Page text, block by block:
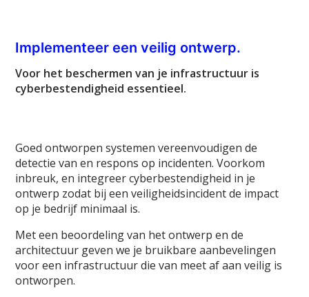
Implementeer een veilig ontwerp.
Voor het beschermen van je infrastructuur is
cyberbestendigheid essentieel.
Goed ontworpen systemen vereenvoudigen de
detectie van en respons op incidenten. Voorkom
inbreuk, en integreer cyberbestendigheid in je
ontwerp zodat bij een veiligheidsincident de impact
op je bedrijf minimaal is.
Met een beoordeling van het ontwerp en de
architectuur geven we je bruikbare aanbevelingen
voor een infrastructuur die van meet af aan veilig is
ontworpen.